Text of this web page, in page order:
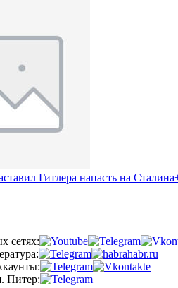
Гитлера напасть на
сетях:
Питер: